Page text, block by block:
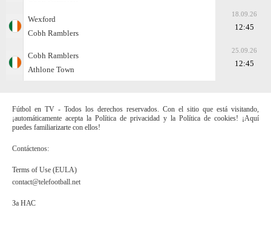
Wexford
Cobh Ramblers
18.09.26
12:45
Cobh Ramblers
Athlone Town
25.09.26
12:45
Fútbol en TV - Todos los derechos reservados. Con el sitio que está visitando,
¡automáticamente acepta la Política de privacidad y la Política de cookies! ¡Aquí
puedes familiarizarte con ellos!
Contáctenos:
Terms of Use (EULA)
contact@telefootball.net
За НАС